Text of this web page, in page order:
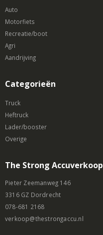
Auto
Motorfiets
Recreatie/boot
Agri
Aandrijving
Categorieën
Truck
Heftruck
Lader/booster
Overige
The Strong Accuverkoop
Pieter Zeemanweg 146
3316 GZ Dordrecht
078-681 2168
verkoop@thestrongaccu.nl